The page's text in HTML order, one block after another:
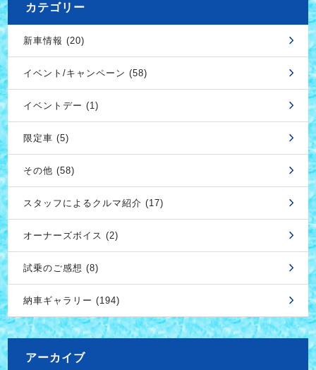
カテゴリー
新車情報 (20)
イベント/キャンペーン (58)
イベントデー (1)
限定車 (5)
その他 (58)
スタッフによるクルマ紹介 (17)
オーナーズボイス (2)
試乗のご感想 (8)
納車ギャラリー (194)
アーカイブ